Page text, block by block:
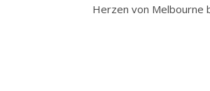
Herzen von Melbourne